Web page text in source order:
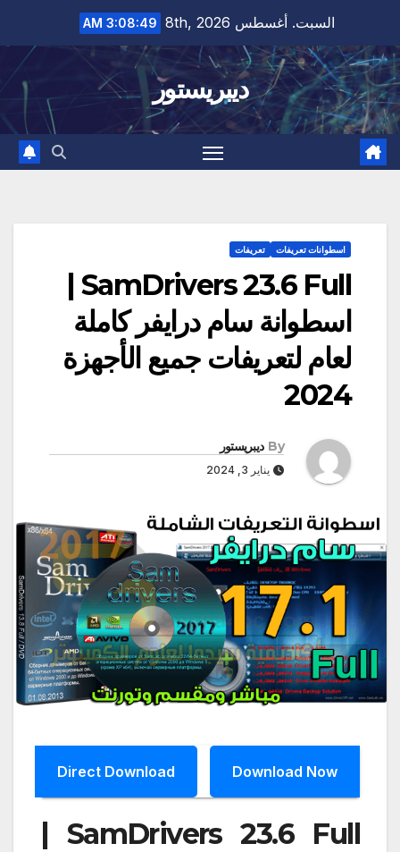
content
السبت. أغسطس 8th, 2026 3:08:50 AM
ديبريستور
اسطوانات تعريفات تعريفات
اسطوانة سام درايفر كاملة
لعام لتعريفات جميع الأجهزة
2024
By ديبريستور
يناير 3, 2024
Download Now
Direct Download